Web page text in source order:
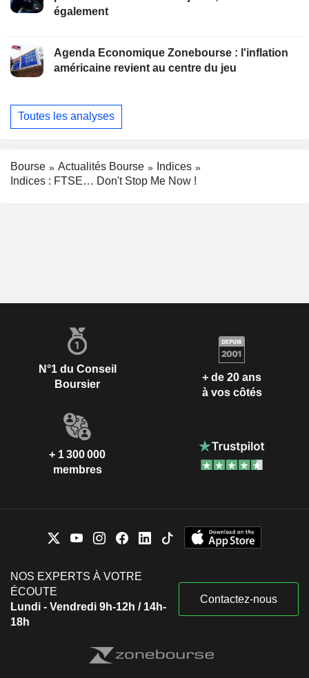
également
Agenda Economique Zonebourse : l'inflation
américaine revient au centre du jeu
Toutes les analyses
Bourse Actualités Bourse
Indices
Indices : FTSE… Don't Stop Me Now !
N°1 du Conseil
Boursier
+ de 20 ans
à vos côtés
+ 1 300 000
membres
NOS EXPERTS À VOTRE
ÉCOUTE
Lundi - Vendredi 9h-12h / 14h-
18h
Contactez-nous